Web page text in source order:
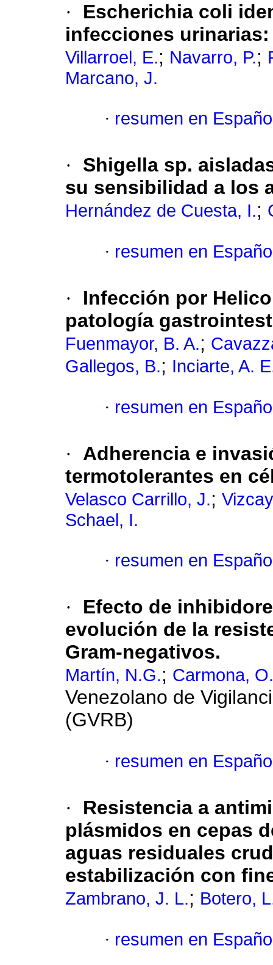
·
Escherichia coli
infecciones urinarias
Villarroel, E.; Navarro, P.;
Marcano, J.
· resumen en
·
Shigella sp.
su sensibilidad a los
Hernández de Cuesta, I.;
· resumen en
·
Infección por
patología
Fuenmayor, B. A.;
Gallegos, B.; Inciarte, A.
· resumen en
·
Adherencia e
termotolerantes en
Velasco Carrillo, J.;
Schael, I.
· resumen en
·
Efecto de
evolución de la
Gram-negativos.
Martín, N.G.; Carmona, O.
Venezolano de
(GVRB)
· resumen en
·
Resistencia a
plásmidos en cepas
aguas residuales
estabilización con
Zambrano, J. L.; Botero,
· resumen en